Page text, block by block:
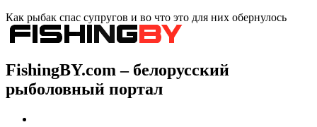
Как рыбак спас супругов и во что это для них обернулось
FishingBY.com – белорусский
рыболовный портал